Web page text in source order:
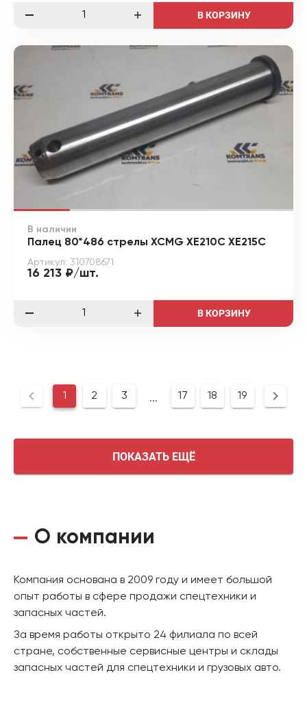
В КОРЗИНУ
В наличии
Палец 80*486 стрелы XCMG XE210C XE215C
Артикул: 310708671
16 213 ₽/шт.
В КОРЗИНУ
1 2 3 ... 17 18 19
ПОКАЗАТЬ ЕЩЁ
О компании
Компания основана в 2009 году и имеет большой
опыт работы в сфере продажи спецтехники и
запасных частей.
За время работы открыто 24 филиала по всей
стране, собственные сервисные центры и склады
запасных частей для спецтехники и грузовых авто.